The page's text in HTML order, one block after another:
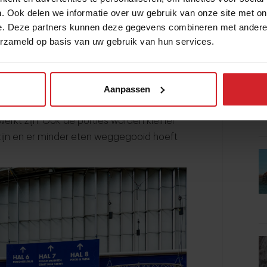
Ook delen we informatie over uw gebruik van onze site met
Deze partners kunnen deze gegevens combineren met
op basis van uw gebruik van hun services.
Aanpassen
bijvoorbeeld een aantal aanbieders
en bestelzuilen zijn zowel
derde: de horeca wordt meer en meer
op jonge mensen, die langer thuis
ontmoeten in de horeca. De horeca is
kan tegenwoordig echt niet
in de horeca komend jaar veel
zijn. Ook de porties worden kleiner
en er minder eten weggegooid hoeft